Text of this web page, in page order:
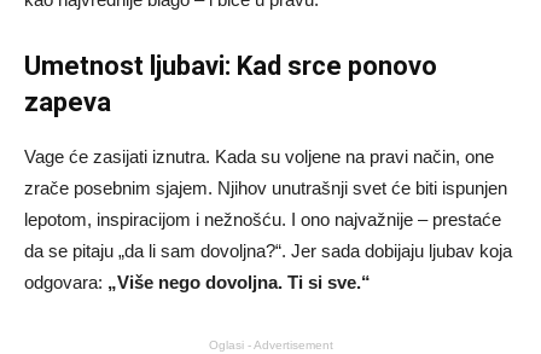
Umetnost ljubavi: Kad srce ponovo
zapeva
Vage će zasijati iznutra. Kada su voljene na pravi način, one
zrače posebnim sjajem. Njihov unutrašnji svet će biti ispunjen
lepotom, inspiracijom i nežnošću. I ono najvažnije – prestaće
da se pitaju „da li sam dovoljna?“. Jer sada dobijaju ljubav koja
odgovara: „Više nego dovoljna. Ti si sve.“
Oglasi - Advertisement